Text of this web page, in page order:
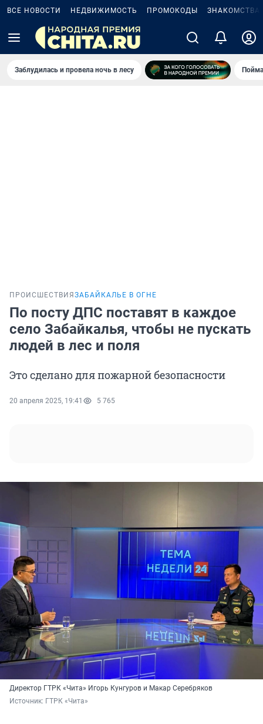
ВСЕ НОВОСТИ НЕДВИЖИМОСТЬ ПРОМОКОДЫ ЗНАКОМСТВА
Заблудилась и провела ночь в лесу
ПРОИСШЕСТВИЯ ЗАБАЙКАЛЬЕ В ОГНЕ
По посту ДПС поставят в каждое
село Забайкалья, чтобы не пускать
людей в лес и поля
Это сделано для пожарной безопасности
20 апреля 2025, 19:41 5 765
Директор ГТРК «Чита» Игорь Кунгуров и Макар Серебряков
Источник: ГТРК «Чита»